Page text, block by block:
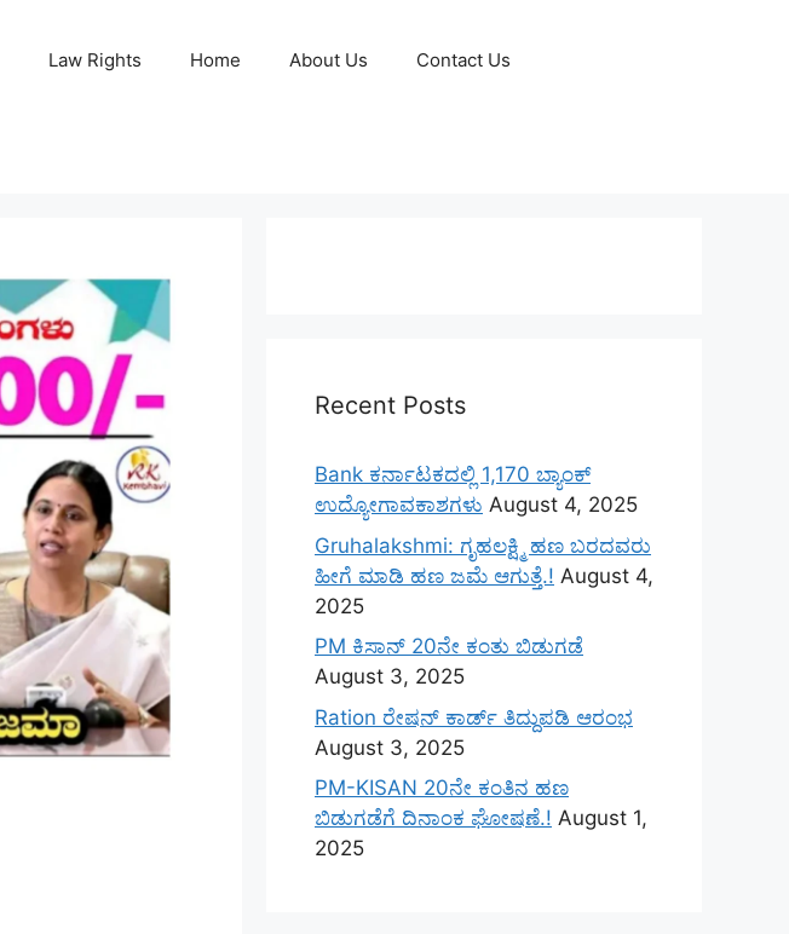
Law Rights Home About Us Contact Us
Recent Posts
Bank ಕರ್ನಾಟಕದಲ್ಲಿ 1,170 ಬ್ಯಾಂಕ್
ಉದ್ಯೋಗಾವಕಾಶಗಳು August 4, 2025
Gruhalakshmi: ಗೃಹಲಕ್ಷ್ಮಿ ಹಣ ಬರದವರು
ಹೀಗೆ ಮಾಡಿ ಹಣ ಜಮೆ‌ ಆಗುತ್ತೆ.! August 4,
2025
PM ಕಿಸಾನ್ 20ನೇ ಕಂತು ಬಿಡುಗಡೆ
August 3, 2025
Ration ರೇಷನ್ ಕಾರ್ಡ್ ತಿದ್ದುಪಡಿ ಆರಂಭ
August 3, 2025
PM-KISAN 20ನೇ ಕಂತಿನ ಹಣ
ಬಿಡುಗಡೆಗೆ ದಿನಾಂಕ ಘೋಷಣೆ.! August 1,
2025